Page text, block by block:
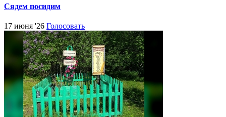
Сядем посидим
17 июня '26 Голосовать